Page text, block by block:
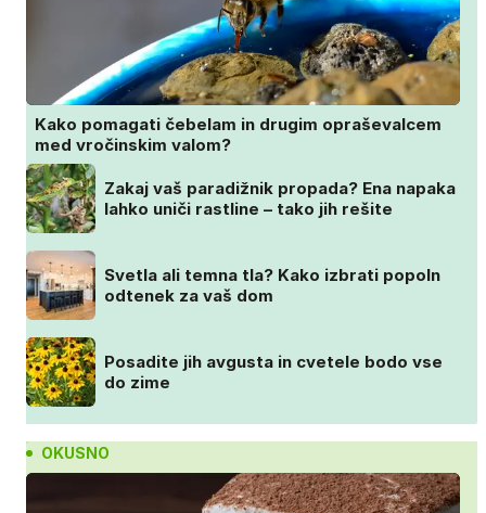
Kako pomagati čebelam in drugim opraševalcem
med vročinskim valom?
Zakaj vaš paradižnik propada? Ena napaka
lahko uniči rastline – tako jih rešite
Svetla ali temna tla? Kako izbrati popoln
odtenek za vaš dom
Posadite jih avgusta in cvetele bodo vse
do zime
OKUSNO